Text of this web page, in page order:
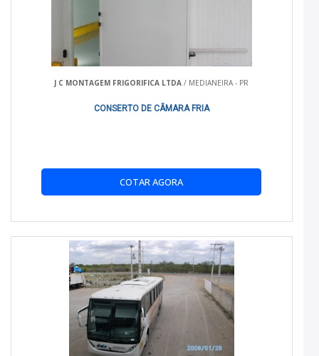
desde pequenos até grandes volumes de carga.
Compatibilidade:
Adaptáveis a diversos modelos
de caminhões e veículos comerciais.
BENEFÍCIOS PRÁTICOS
Eficiência Energética:Reduzem o consumo de energia
alimentos até medicamentos.
COMPARATIVO COM ALTERNATIVAS
Comparadas a outras soluções de transporte, as carrocerias
isotérmicas oferecem maior durabilidade e eficiência térmica,
sendo ideais para longas distâncias.
J C MONTAGEM FRIGORIFICA LTDA / MEDIANEIRA - PR
CONSERTO DE CÂMARA FRIA
COTAR AGORA